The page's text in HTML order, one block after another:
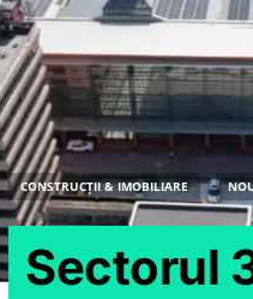
CONSTRUCȚII & IMOBILIARE
Sectorul